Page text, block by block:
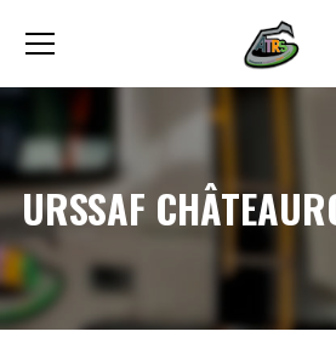
URSSAF